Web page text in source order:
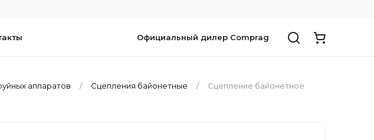
Официальный дилер Comprag
аппаратов Сцепления байонетные
Сцепление байонетное